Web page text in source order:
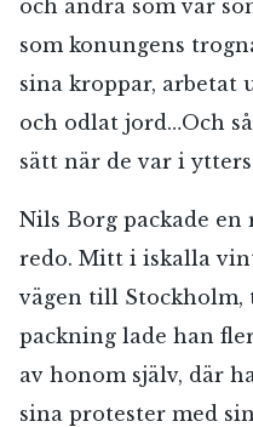
och andra som var
som konungens
sina kroppar, arbetat
och odlat jord…Och
sätt när de var i
Nils Borg packade en
redo. Mitt i iskalla
vägen till Stockholm,
packning lade han
av honom själv, där
sina protester med